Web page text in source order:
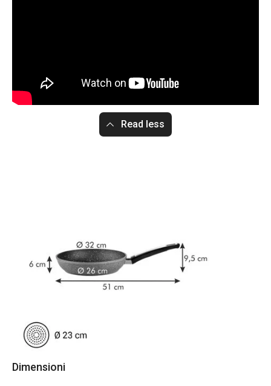
Read less
Dimensioni